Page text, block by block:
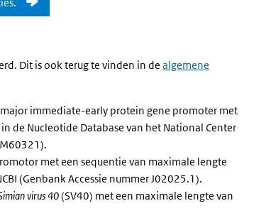
Dit is ook terug te vinden in de algemene
major immediate-early protein gene promoter met
de Nucleotide Database van het National Center
met een sequentie van maximale lengte
(Genbank Accessie nummer J02025.1).
virus 40(SV40) met een maximale lengte van